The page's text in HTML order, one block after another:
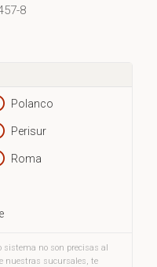
8
Polanco
Perisur
Roma
sistema no son precisas al
nuestras sucursales, te